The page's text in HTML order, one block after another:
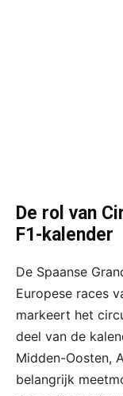
De rol van
F1-kalender
De Spaanse
Europese races
markeert het
deel van de
Midden-Oosten,
belangrijk